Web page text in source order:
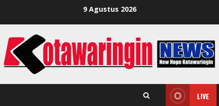
9 Agustus 2026
LIVE